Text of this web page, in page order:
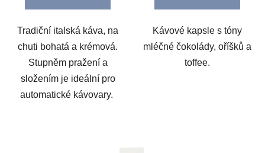
Tradiční italská káva, na
chuti bohatá a krémová.
Stupněm pražení a
složením je ideální pro
automatické kávovary.
Kávové kapsle s tóny
mléčné čokolády, oříšků a
toffee.